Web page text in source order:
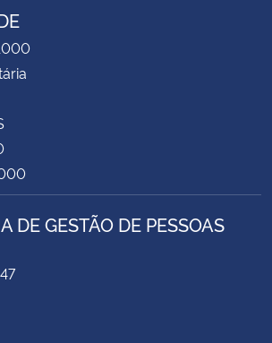
DE GESTÃO DE PESSOAS